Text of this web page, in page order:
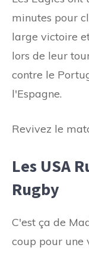
minutes pour
large victoire
lors de leur
contre le
l'Espagne.
Revivez le
Les USA
Rugby
C'est ça de
coup pour une